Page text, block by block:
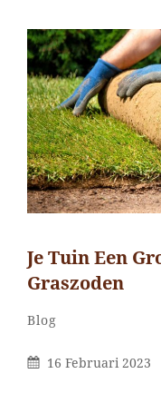
Je Tuin Een
Graszoden
Categorieën
Blog
Gepubliceerd
16 Februari 2023